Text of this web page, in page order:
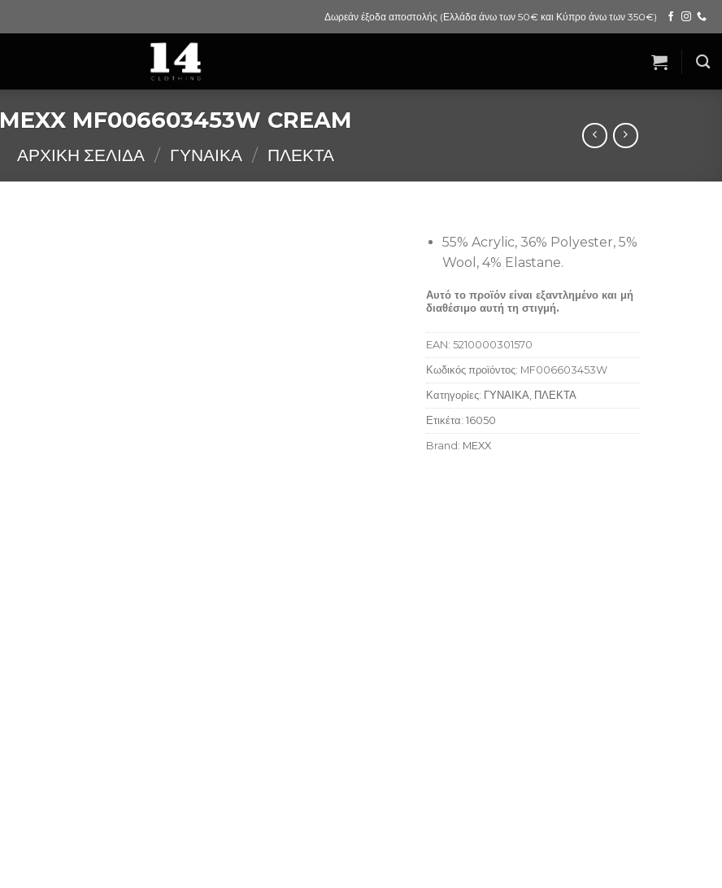
Δωρεάν έξοδα αποστολής (Ελλάδα άνω των 50€ και Κύπρο άνω των 350€)
MEXX MF006603453W CREAM
ΑΡΧΙΚΉ ΣΕΛΊΔΑ / ΓΥΝΑΙΚΑ / ΠΛΕΚΤΑ
55% Acrylic, 36% Polyester, 5%
Wool, 4% Elastane.
Αυτό το προϊόν είναι εξαντλημένο και μή
διαθέσιμο αυτή τη στιγμή.
EAN: 5210000301570
Κωδικός προϊόντος: MF006603453W
Κατηγορίες: ΓΥΝΑΙΚΑ, ΠΛΕΚΤΑ
Ετικέτα: 16050
Brand: MEXX